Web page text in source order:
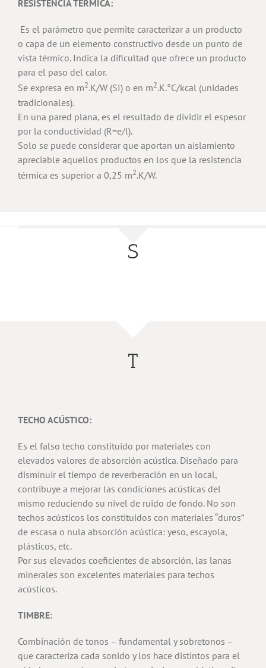
RESISTENCIA TÉRMICA:
Es el parámetro que permite caracterizar a un producto
o capa de un elemento constructivo desde un punto de
vista térmico. Indica la dificultad que ofrece un producto
para el paso del calor.
Se expresa en m2.K/W (SI) o en m2.K.°C/kcal (unidades
tradicionales).
En una pared plana, es el resultado de dividir el espesor
por la conductividad (R=e/l).
Solo se puede considerar que aportan un aislamiento
apreciable aquellos productos en los que la resistencia
térmica es superior a 0,25 m2.K/W.
S
T
TECHO ACÚSTICO:
Es el falso techo constituido por materiales con
elevados valores de absorción acústica. Diseñado para
disminuir el tiempo de reverberación en un local,
contribuye a mejorar las condiciones acústicas del
mismo reduciendo su nivel de ruido de fondo. No son
techos acústicos los constituidos con materiales “duros”
de escasa o nula absorción acústica: yeso, escayola,
plásticos, etc.
Por sus elevados coeficientes de absorción, las lanas
minerales son excelentes materiales para techos
acústicos.
TIMBRE:
Combinación de tonos – fundamental y sobretonos –
que caracteriza cada sonido y los hace distintos para el